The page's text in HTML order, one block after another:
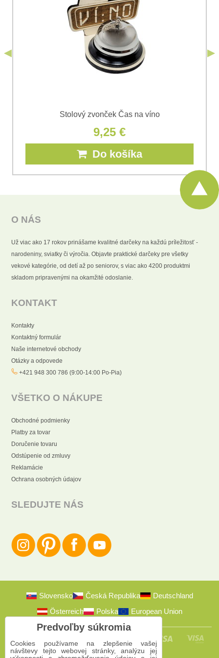
Ochrany osobných údajovspoločnosti Bomba
Stolový zvonček Čas na víno
9,25 €
Do košíka
O NÁS
Už viac ako 17 rokov prinášame kvalitné darčeky na každú príležitosť -
narodeniny, sviatky či výročia. Objavte praktické darčeky pre všetky
vekové kategórie, od detí až po seniorov, s viac ako 4200 produktmi
skladom pripravenými na okamžité odoslanie.
KONTAKT
Kontakty
Kontaktný formulár
Naše internetové obchody
Otázky a odpovede
+421 948 300 786 (9:00-14:00 Po-Pia)
VŠETKO O NÁKUPE
Obchodné podmienky
Platby za tovar
Doručenie tovaru
Odstúpenie od zmluvy
Reklamácie
Ochrana osobných údajov
SLEDUJTE NÁS
Slovensko Česká Republika
Deutschland
Österreich
Polska European Union
Predvoľby súkromia
Cookies používame na zlepšenie vašej
návštevy tejto webovej stránky, analýzu jej